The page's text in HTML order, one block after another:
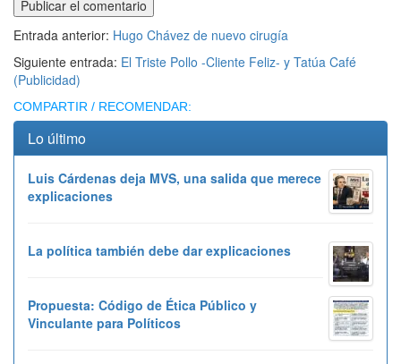
Entrada anterior: Hugo Chávez de nuevo cirugía
Siguiente entrada: El Triste Pollo -Cliente Feliz- y Tatúa Café
(Publicidad)
COMPARTIR / RECOMENDAR:
Lo último
Luis Cárdenas deja MVS, una salida que merece
explicaciones
La política también debe dar explicaciones
Propuesta: Código de Ética Público y
Vinculante para Políticos